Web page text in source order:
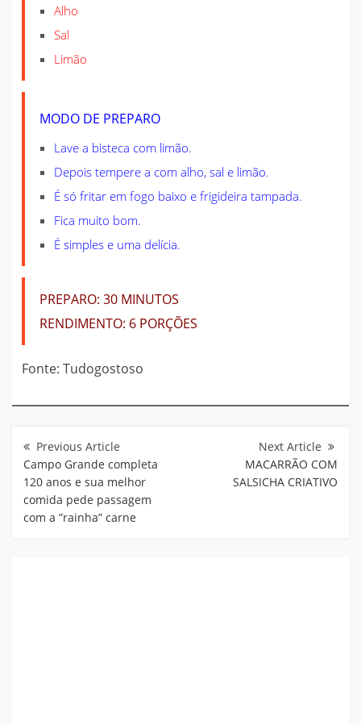
Alho
Sal
Limão
MODO DE PREPARO
Lave a bisteca com limão.
Depois tempere a com alho, sal e limão.
É só fritar em fogo baixo e frigideira tampada.
Fica muito bom.
É simples e uma delícia.
PREPARO: 30 MINUTOS
RENDIMENTO: 6 PORÇÕES
Fonte: Tudogostoso
de
Post
Campo Grande completa
120 anos e sua melhor
comida pede passagem
com a ”rainha” carne
MACARRÃO COM
SALSICHA CRIATIVO